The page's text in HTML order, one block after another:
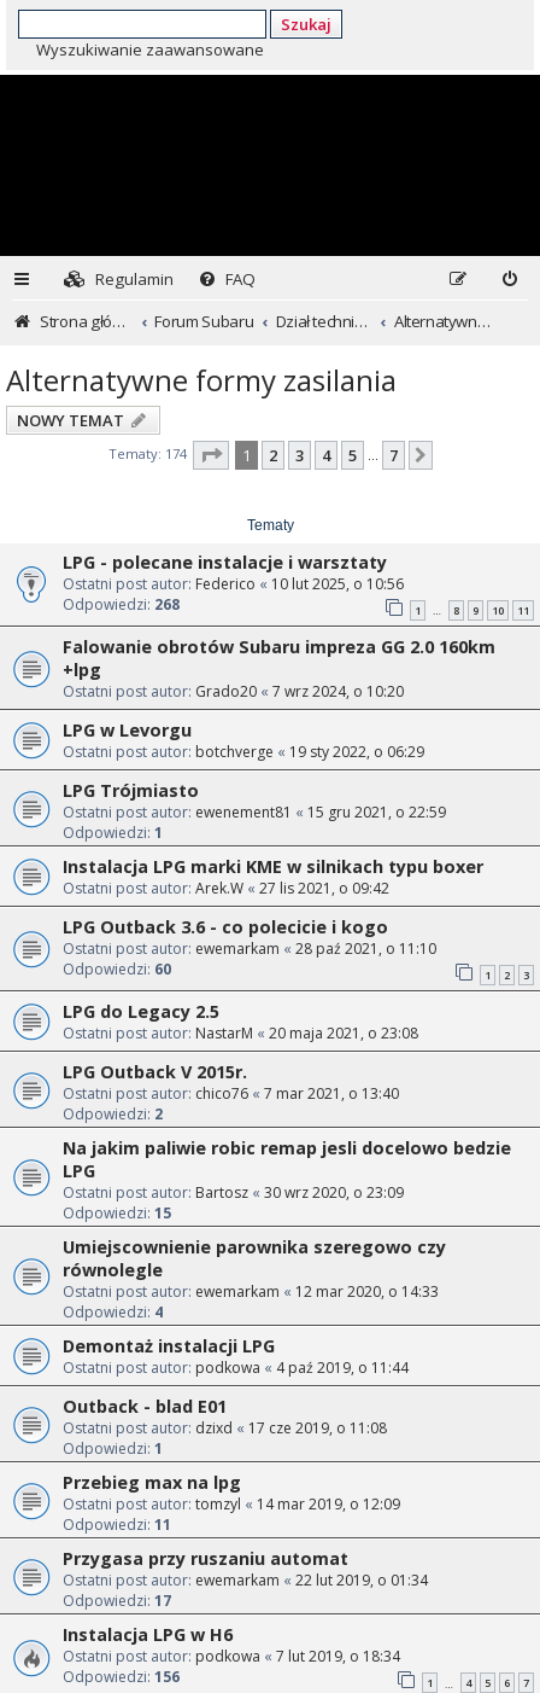
Szukaj
Wyszukiwanie zaawansowane
Regulamin
FAQ
Strona główna
Forum Subaru Dział techniczny ...czyli dla kochających inaczej Alternatywne formy zasilania
Alternatywne formy zasilania
NOWY TEMAT
Tematy: 174 Strona z7
1 2 3 4 5 … 7
Tematy
LPG - polecane instalacje i warsztaty
Ostatni post autor: Federico « 10 lut 2025, o 10:56
Odpowiedzi: 268 1 … 8 9 10 11
Falowanie obrotów Subaru impreza GG 2.0 160km
+lpg
Ostatni post autor: Grado20 « 7 wrz 2024, o 10:20
LPG w Levorgu
Ostatni post autor: botchverge « 19 sty 2022, o 06:29
LPG Trójmiasto
Ostatni post autor: ewenement81 « 15 gru 2021, o 22:59
Odpowiedzi: 1
Instalacja LPG marki KME w silnikach typu boxer
Ostatni post autor: Arek.W « 27 lis 2021, o 09:42
LPG Outback 3.6 - co polecicie i kogo
Ostatni post autor: ewemarkam « 28 paź 2021, o 11:10
Odpowiedzi: 60 1 2 3
LPG do Legacy 2.5
Ostatni post autor: NastarM « 20 maja 2021, o 23:08
LPG Outback V 2015r.
Ostatni post autor: chico76 « 7 mar 2021, o 13:40
Odpowiedzi: 2
Na jakim paliwie robic remap jesli docelowo bedzie
LPG
Ostatni post autor: Bartosz « 30 wrz 2020, o 23:09
Odpowiedzi: 15
Umiejscownienie parownika szeregowo czy
równolegle
Ostatni post autor: ewemarkam « 12 mar 2020, o 14:33
Odpowiedzi: 4
Demontaż instalacji LPG
Ostatni post autor: podkowa « 4 paź 2019, o 11:44
Outback - blad E01
Ostatni post autor: dzixd « 17 cze 2019, o 11:08
Odpowiedzi: 1
Przebieg max na lpg
Ostatni post autor: tomzyl « 14 mar 2019, o 12:09
Odpowiedzi: 11
Przygasa przy ruszaniu automat
Ostatni post autor: ewemarkam « 22 lut 2019, o 01:34
Odpowiedzi: 17
Instalacja LPG w H6
Ostatni post autor: podkowa « 7 lut 2019, o 18:34
Odpowiedzi: 156 1 … 4 5 6 7